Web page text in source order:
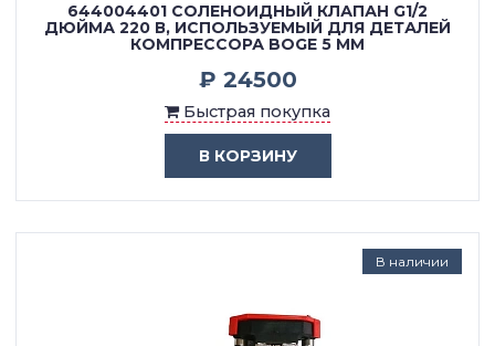
644004401 СОЛЕНОИДНЫЙ КЛАПАН G1/2
ДЮЙМА 220 В, ИСПОЛЬЗУЕМЫЙ ДЛЯ ДЕТАЛЕЙ
КОМПРЕССОРА BOGE 5 ММ
₽ 24500
Быстрая покупка
В КОРЗИНУ
В наличии